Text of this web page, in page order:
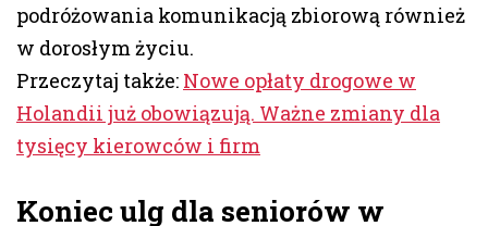
podróżowania komunikacją zbiorową również
w dorosłym życiu.
Przeczytaj także: Nowe opłaty drogowe w
Holandii już obowiązują. Ważne zmiany dla
tysięcy kierowców i firm
Koniec ulg dla seniorów w